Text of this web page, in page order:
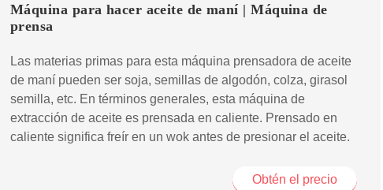
Máquina para hacer aceite de maní | Máquina de
prensa
Las materias primas para esta máquina prensadora de aceite
de maní pueden ser soja, semillas de algodón, colza, girasol
semilla, etc. En términos generales, esta máquina de
extracción de aceite es prensada en caliente. Prensado en
caliente significa freír en un wok antes de presionar el aceite.
Obtén el precio